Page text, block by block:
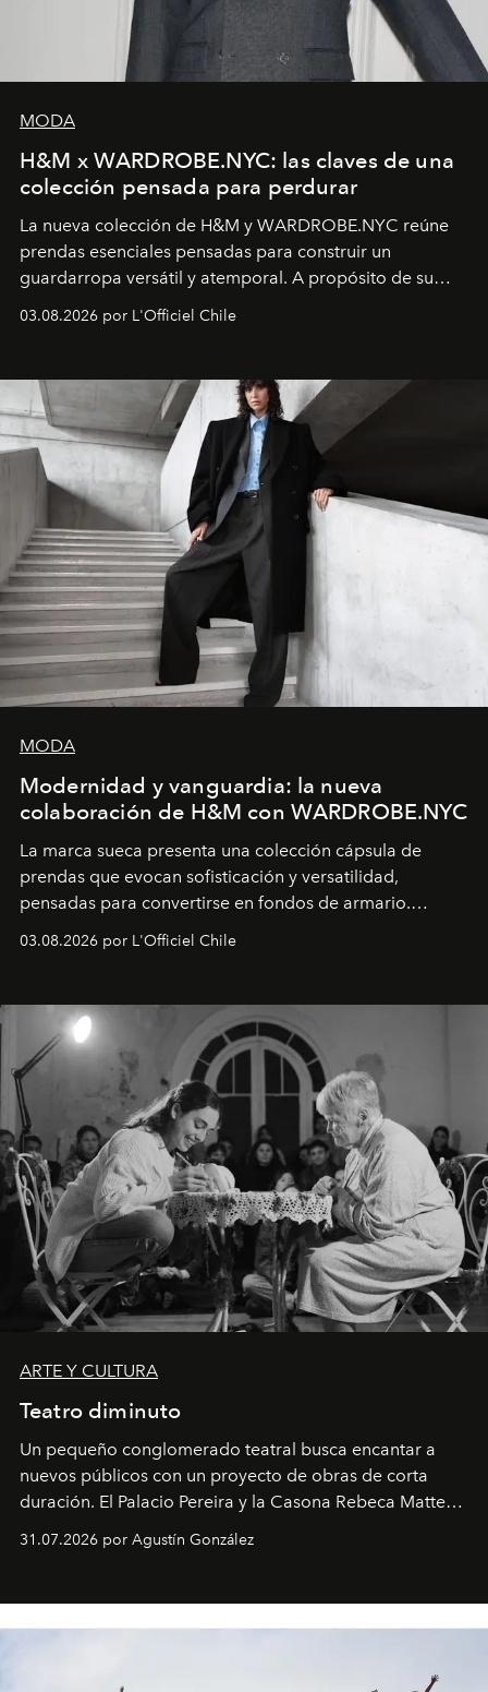
MODA
H&M x WARDROBE.NYC: las claves de una
colección pensada para perdurar
La nueva colección de H&M y WARDROBE.NYC reúne
prendas esenciales pensadas para construir un
guardarropa versátil y atemporal. A propósito de su
lanzamiento, los fundadores de la firma neoyorquina y
la asesora creativa y jefa de diseño global de la marca
y la filosofía detrás de la propuesta.
03.08.2026 por L'Officiel Chile
MODA
Modernidad y vanguardia: la nueva
colaboración de H&M con WARDROBE.NYC
La marca sueca presenta una colección cápsula de
prendas que evocan sofisticación y versatilidad,
pensadas para convertirse en fondos de armario.
Disponible en Chile desde el 6 de agosto.
03.08.2026 por L'Officiel Chile
ARTE Y CULTURA
Teatro diminuto
Un pequeño conglomerado teatral busca encantar a
nuevos públicos con un proyecto de obras de corta
duración. El Palacio Pereira y la Casona Rebeca Matte
son algunos de los lugares que han albergado estas
miniobras. Sus puestas en escena son limpias; ponen el
31.07.2026 por Agustín González